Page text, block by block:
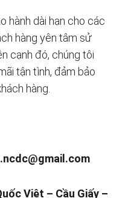
hành dài hạn cho các
hàng yên tâm sử
cạnh đó, chúng tôi
tận tình, đảm bảo
hàng.
Việt – Cầu Giấy –